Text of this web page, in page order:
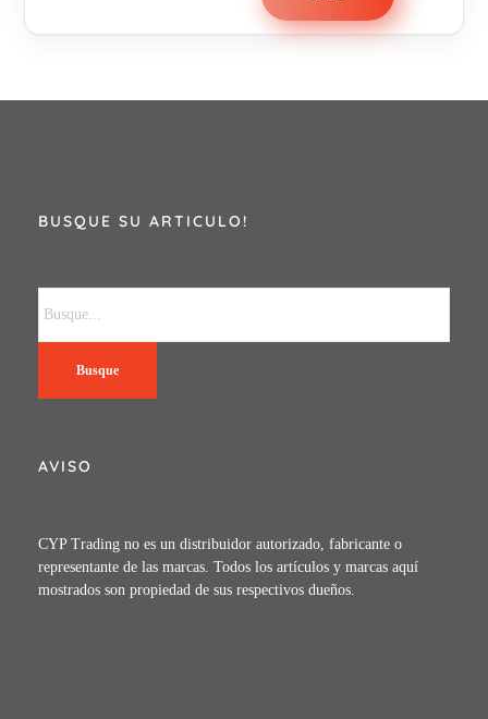
BUSQUE SU ARTICULO!
Busque
AVISO
CYP Trading no es un distribuidor autorizado, fabricante o
representante de las marcas. Todos los artículos y marcas aquí
mostrados son propiedad de sus respectivos dueños.